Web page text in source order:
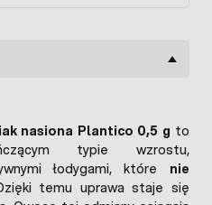
nasiona Plantico 0,5 g to
typie wzrostu,
łodygami, które nie
temu uprawa staje się